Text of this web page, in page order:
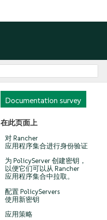
Documentation survey
在此页面上
对 Rancher
应用程序集合进行身份验证
为 PolicyServer 创建密钥，
以便它们可以从 Rancher
应用程序集合中拉取。
配置 PolicyServers
使用新密钥
应用策略